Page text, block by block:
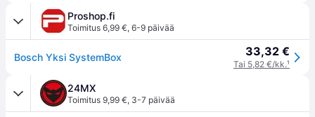
Proshop.fi
Toimitus 6,99 €, 6-9 päivää
Bosch Yksi SystemBox 33,32 €
Tai 5,82 €/kk.¹
24MX
Toimitus 9,99 €, 3-7 päivää